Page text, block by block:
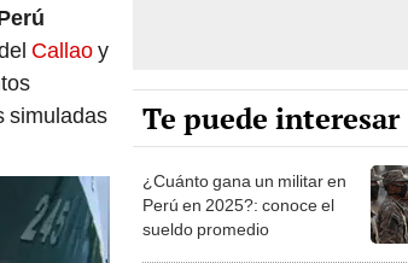
Callaoy
simuladas
Te puede interesar
¿Cuánto gana un militar en
Perú en 2025?: conoce el
sueldo promedio